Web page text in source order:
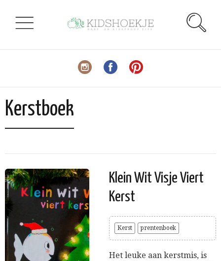
Kerstboek
Klein Wit Visje Viert
Kerst
Kerst prentenboek
Het leuke aan kerstmis, is